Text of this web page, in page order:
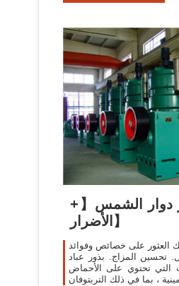
دوار الشمس【+
الأضرار】
العثور على خصائص وفوائد
تحسين المزاج. بذور عباد
التي تحتوي على الأحماض